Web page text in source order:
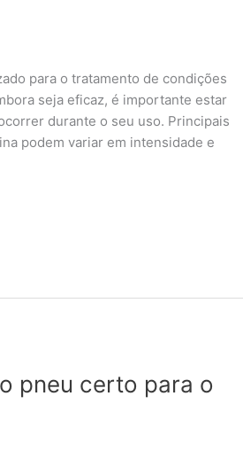
para o tratamento de condições
seja eficaz, é importante estar
durante o seu uso. Principais
podem variar em intensidade e
pneu certo para o